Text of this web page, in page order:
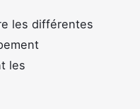
les différentes
les